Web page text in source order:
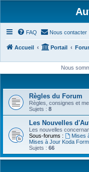
FAQ Nous contacter
Accueil Portail
Nous
Règles du Forum
Règles, consignes et
Sujets : 8
Les Nouvelles
Les nouvelles
Sous-forums :
Mises
Mises à Jour Koda
Sujets : 66